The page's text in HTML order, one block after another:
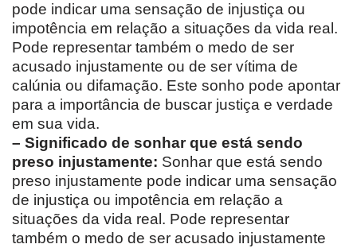
pode indicar uma sensação de injustiça ou
impotência em relação a situações da vida real.
Pode representar também o medo de ser
acusado injustamente ou de ser vítima de
calúnia ou difamação. Este sonho pode apontar
para a importância de buscar justiça e verdade
em sua vida.
– Significado de sonhar que está sendo
preso injustamente: Sonhar que está sendo
preso injustamente pode indicar uma sensação
de injustiça ou impotência em relação a
situações da vida real. Pode representar
também o medo de ser acusado injustamente